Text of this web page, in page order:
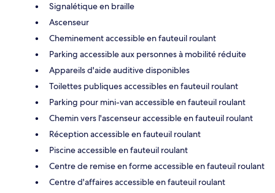
Signalétique en braille
Ascenseur
Cheminement accessible en fauteuil roulant
Parking accessible aux personnes à mobilité réduite
Appareils d'aide auditive disponibles
Toilettes publiques accessibles en fauteuil roulant
Parking pour mini-van accessible en fauteuil roulant
Chemin vers l'ascenseur accessible en fauteuil roulant
Réception accessible en fauteuil roulant
Piscine accessible en fauteuil roulant
Centre de remise en forme accessible en fauteuil roulant
Centre d'affaires accessible en fauteuil roulant